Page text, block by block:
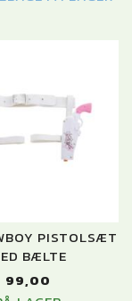
PISTOLSÆT
BÆLTE
99,00